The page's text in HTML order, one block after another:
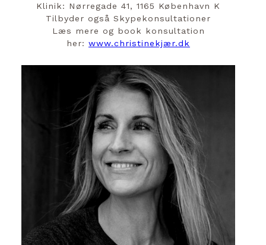
Klinik: Nørregade 41, 1165 København K
Tilbyder også Skypekonsultationer
Læs mere og book konsultation
her: www.christinekjær.dk